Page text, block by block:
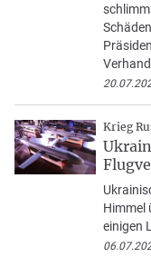
Krieg
Himmel
einigen